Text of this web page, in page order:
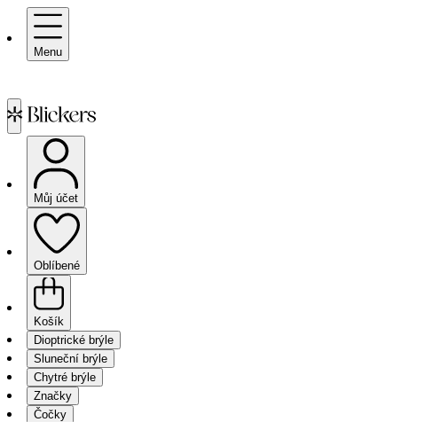
Menu
Můj účet
Oblíbené
Košík
Dioptrické brýle
Sluneční brýle
Chytré brýle
Značky
Čočky